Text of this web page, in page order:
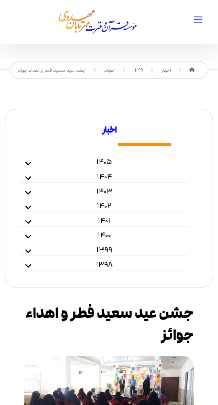
اخبار 1399 خرداد جشن عید سعید فطر و اهداء جوائز
اخبار
۱۴۰۵
۱۴۰۴
۱۴۰۳
۱۴۰۲
۱۴۰۱
۱۴۰۰
۱۳۹۹
۱۳۹۸
جشن عید سعید فطر و اهداء
جوائز